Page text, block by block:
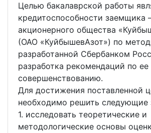
Целью бакалаврской работы
кредитоспособности заемщика
акционерного общества
(ОАО «КуйбышевАзот») по
разработанной Сбербанком
разработка рекомендаций по ее
совершенствованию.
Для достижения поставленной
необходимо решить следующие
1. исследовать теоретические и
методологические основы